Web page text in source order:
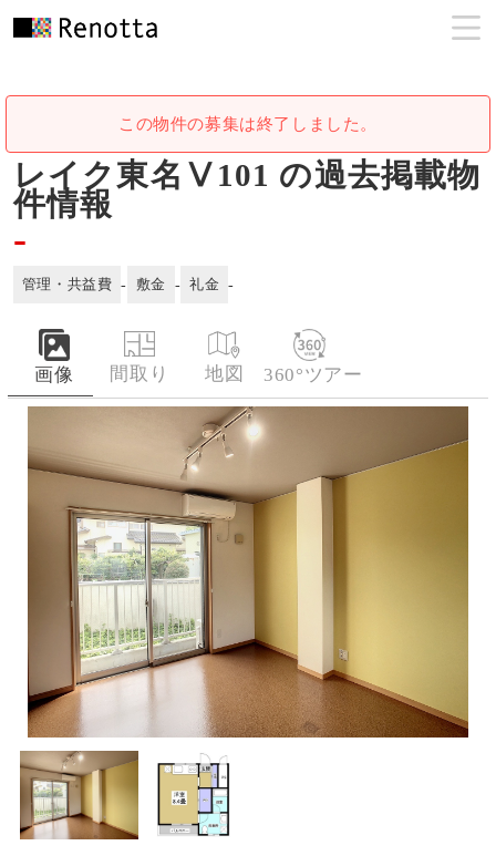
この物件の募集は終了しました。
レイク東名Ⅴ101 の過去掲載物
件情報
-
管理・共益費 - 敷金 - 礼金 -
画像 間取り 地図 360°ツアー